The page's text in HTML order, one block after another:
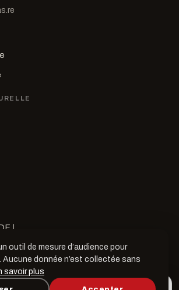
↓
Leconte de Lisle — Saint Paul, La Réunion
outil de mesure d’audience pour
Aucune donnée n’est collectée sans
savoir plus